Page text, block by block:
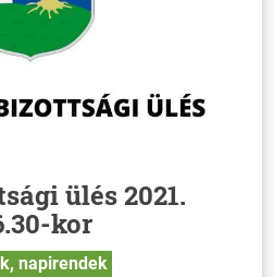
ülés 2021.
kor
napirendek